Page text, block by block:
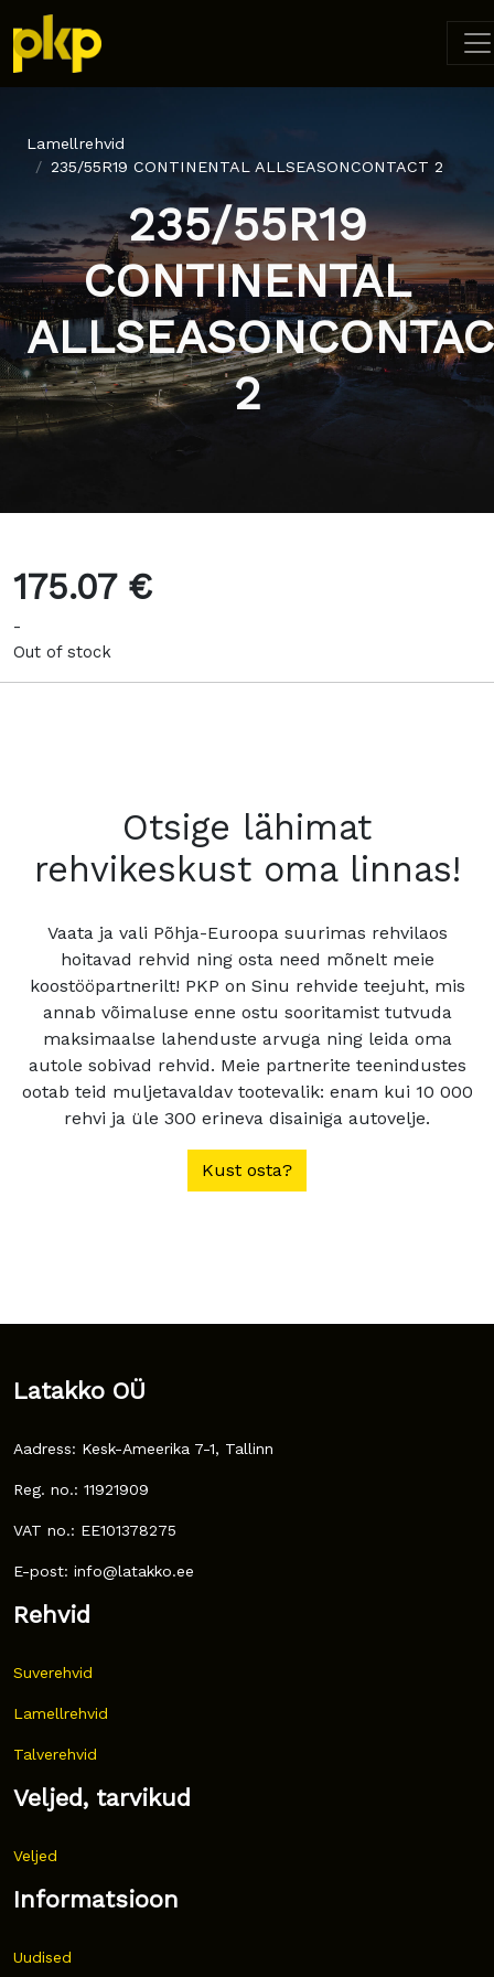
Lamellrehvid
235/55R19 CONTINENTAL ALLSEASONCONTACT 2
235/55R19
CONTINENTAL
2
175.07 €
-
Out of stock
Otsige lähimat
rehvikeskust oma linnas!
Vaata ja vali Põhja-Euroopa suurimas rehvilaos
hoitavad rehvid ning osta need mõnelt meie
koostööpartnerilt! PKP on Sinu rehvide teejuht, mis
annab võimaluse enne ostu sooritamist tutvuda
maksimaalse lahenduste arvuga ning leida oma
autole sobivad rehvid. Meie partnerite teenindustes
ootab teid muljetavaldav tootevalik: enam kui 10 000
rehvi ja üle 300 erineva disainiga autovelje.
Kust osta?
Latakko OÜ
Aadress: Kesk-Ameerika 7-1, Tallinn
Reg. no.: 11921909
VAT no.: EE101378275
E-post: info@latakko.ee
Rehvid
Suverehvid
Lamellrehvid
Talverehvid
Veljed, tarvikud
Veljed
Informatsioon
Uudised